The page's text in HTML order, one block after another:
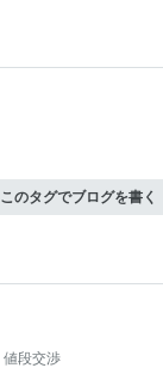
このタグでブログを書く
値段交渉